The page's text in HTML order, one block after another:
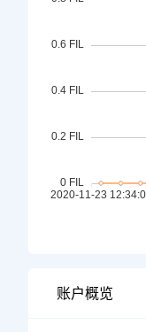
账户概览